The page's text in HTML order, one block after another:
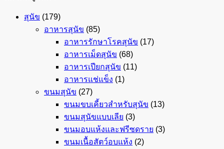
สุนัข (179)
อาหารสุนัข (85)
อาหารรักษาโรคสุนัข (17)
อาหารเม็ดสุนัข (68)
อาหารเปียกสุนัข (11)
อาหารแช่แข็ง (1)
ขนมสุนัข (27)
ขนมขบเคี้ยวสำหรับสุนัข (13)
ขนมสุนัขแบบเลีย (3)
ขนมอบแห้งและฟรีซดราย (3)
ขนมเนื้อสัตว์อบแห้ง (2)